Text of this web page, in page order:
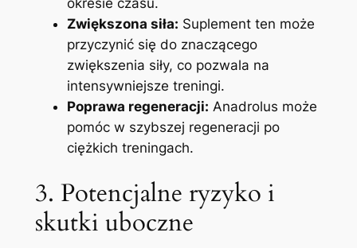
okresie czasu.
Zwiększona siła: Suplement ten może
przyczynić się do znaczącego
zwiększenia siły, co pozwala na
intensywniejsze treningi.
Poprawa regeneracji: Anadrolus może
pomóc w szybszej regeneracji po
ciężkich treningach.
3. Potencjalne ryzyko i
skutki uboczne